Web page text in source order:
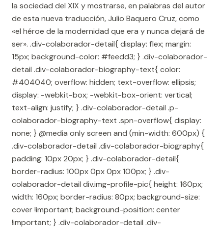
la sociedad del XIX y mostrarse, en palabras del autor
de esta nueva traducción, Julio Baquero Cruz, como
«el héroe de la modernidad que era y nunca dejará de
ser». .div-colaborador-detail{ display: flex; margin:
15px; background-color: #feedd3; } .div-colaborador-
detail .div-colaborador-biography-text{ color:
#404040; overflow: hidden; text-overflow: ellipsis;
display: -webkit-box; -webkit-box-orient: vertical;
text-align: justify; } .div-colaborador-detail .p-
colaborador-biography-text .spn-overflow{ display:
none; } @media only screen and (min-width: 600px) {
.div-colaborador-detail .div-colaborador-biography{
padding: 10px 20px; } .div-colaborador-detail{
border-radius: 100px 0px 0px 100px; } .div-
colaborador-detail div.img-profile-pic{ height: 160px;
width: 160px; border-radius: 80px; background-size:
cover !important; background-position: center
!important; } .div-colaborador-detail .div-